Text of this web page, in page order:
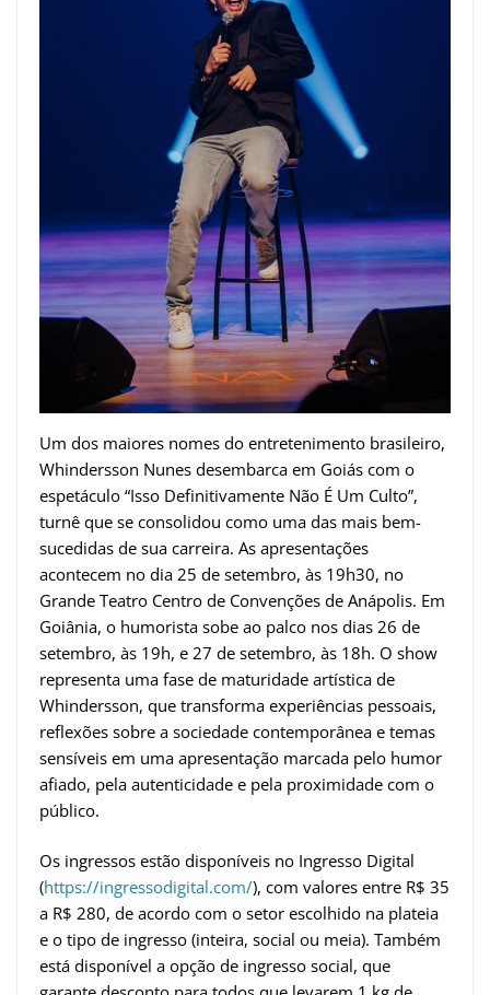
Um dos maiores nomes do entretenimento brasileiro,
Whindersson Nunes desembarca em Goiás com o
espetáculo “Isso Definitivamente Não É Um Culto”,
turnê que se consolidou como uma das mais bem-
sucedidas de sua carreira. As apresentações
acontecem no dia 25 de setembro, às 19h30, no
Grande Teatro Centro de Convenções de Anápolis. Em
Goiânia, o humorista sobe ao palco nos dias 26 de
setembro, às 19h, e 27 de setembro, às 18h. O show
representa uma fase de maturidade artística de
Whindersson, que transforma experiências pessoais,
reflexões sobre a sociedade contemporânea e temas
sensíveis em uma apresentação marcada pelo humor
afiado, pela autenticidade e pela proximidade com o
público.
Os ingressos estão disponíveis no Ingresso Digital
(https://ingressodigital.com/), com valores entre R$ 35
a R$ 280, de acordo com o setor escolhido na plateia
e o tipo de ingresso (inteira, social ou meia). Também
está disponível a opção de ingresso social, que